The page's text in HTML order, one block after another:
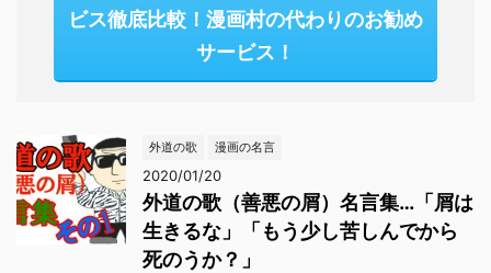
ビス徹底比較！漫画村の代わりのお勧め
サービス！
外道の歌 漫画の名言
2020/01/20
外道の歌（善悪の屑）名言集…「屑は
生きるな」「もう少し苦しんでから
死のうか？」